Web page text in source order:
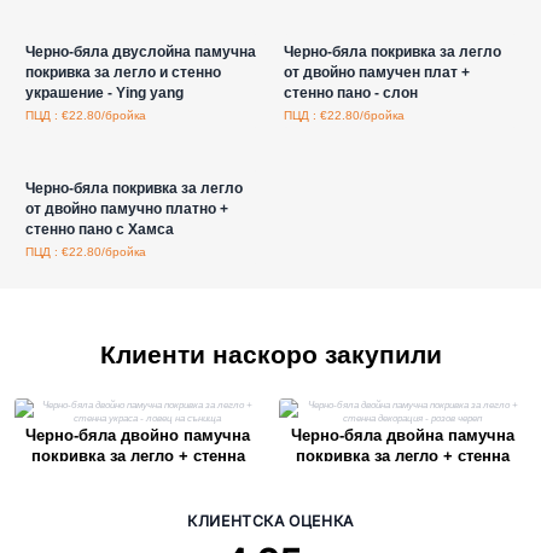
Черно-бяла двуслойна памучна
покривка за легло и стенно
украшение - Ying yang
ПЦД : €22.80/бройка
Черно-бяла покривка за легло
от двойно памучен плат +
стенно пано - слон
ПЦД : €22.80/бройка
Черно-бяла покривка за легло
от двойно памучно платно +
стенно пано с Хамса
ПЦД : €22.80/бройка
Клиенти наскоро закупили
Черно-бяла двойно памучна
покривка за легло + стенна
Черно-бяла двойна памучна
покривка за легло + стенна
КЛИЕНТСКА ОЦЕНКА